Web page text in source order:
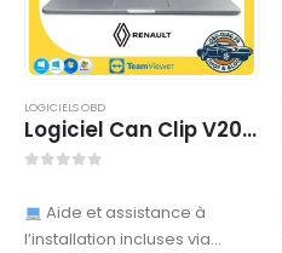
LOGICIELS OBD
Logiciel Can Clip V206 – TÉLÉCHARGEMENT
Aide et assistance à
l’installation incluses via